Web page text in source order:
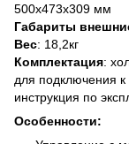
500x473x309 мм
Габариты
Вес: 18,2кг
Комплектация:
для подключения к
инструкция по
Особенности: